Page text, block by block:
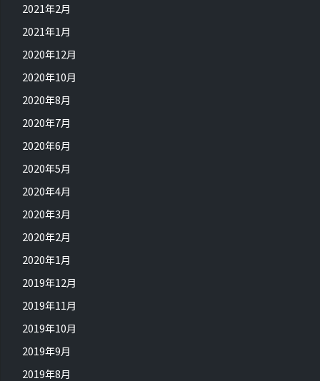
2021年2月
2021年1月
2020年12月
2020年10月
2020年8月
2020年7月
2020年6月
2020年5月
2020年4月
2020年3月
2020年2月
2020年1月
2019年12月
2019年11月
2019年10月
2019年9月
2019年8月